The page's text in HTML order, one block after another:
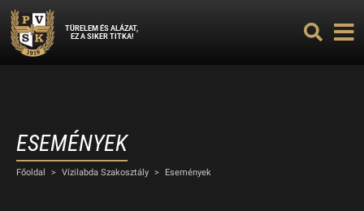
TÜRELEM ÉS ALÁZAT,
EZ A SIKER TITKA!
ESEMÉNYEK
Főoldal > Vízilabda Szakosztály > Események